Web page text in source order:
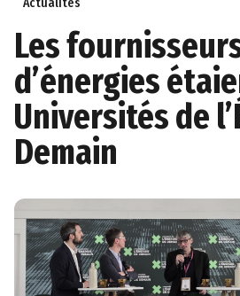
Actualités
Les
d’énergies
Universités de
Demain